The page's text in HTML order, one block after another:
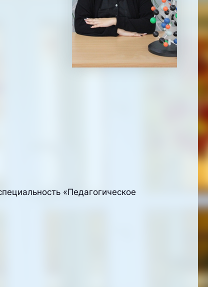
«Педагогическое